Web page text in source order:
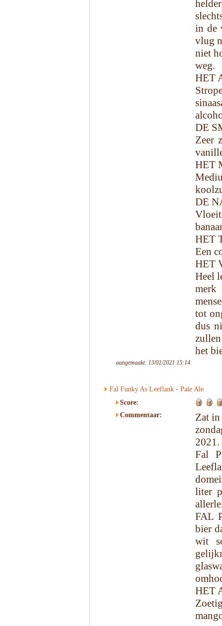
in de
vlug
niet
weg.
HET
DE
Zeer
HET
DE
HET
Een
HET
Heel
tot
dus
het
aangemaakt: 13/01/2021 15:14
Fal Funky As Leeflank - Pale Ale
Score:
Commentaar:
Zat
2021.
Fal
liter
FAL
bier
wit
HET